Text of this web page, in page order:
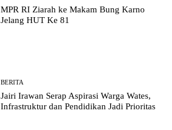
MPR RI Ziarah ke Makam Bung Karno
Jelang HUT Ke 81
BERITA
Jairi Irawan Serap Aspirasi Warga Wates,
Infrastruktur dan Pendidikan Jadi Prioritas